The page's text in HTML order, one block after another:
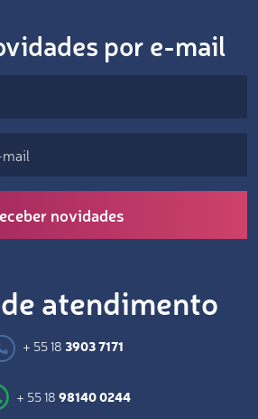
por e-mail
novidades
atendimento
+ 55 18 3903 7171
+ 55 18 98140 0244